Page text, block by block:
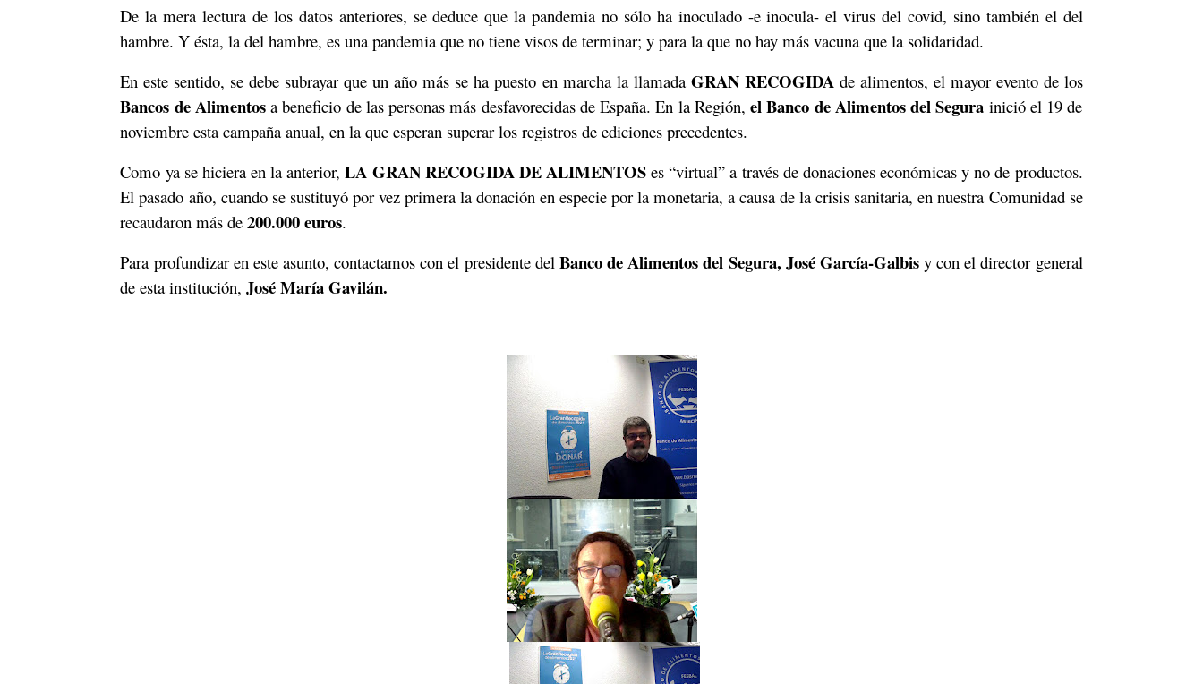
De la mera lectura de los datos anteriores, se deduce que la pandemia no sólo ha inoculado -e inocula- el virus del covid, sino también el del
hambre. Y ésta, la del hambre, es una pandemia que no tiene visos de terminar; y para la que no hay más vacuna que la solidaridad.
En este sentido, se debe subrayar que un año más se ha puesto en marcha la llamada GRAN RECOGIDAde alimentos, el mayor evento de los
Bancos de Alimentosa beneficio de las personas más desfavorecidas de España. En la Región,el Banco de Alimentos del Segura inició el 19 de
noviembre esta campaña anual, en la que esperan superar los registros de ediciones precedentes.
Como ya se hiciera en la anterior,LA GRAN RECOGIDA DE ALIMENTOSes “virtual” a través de donaciones económicas y no de productos.
El pasado año, cuando se sustituyó por vez primera la donación en especie por la monetaria, a causa de la crisis sanitaria, en nuestra Comunidad se
recaudaron más de200.000 euros.
Para profundizar en este asunto, contactamos con el presidente del Banco de Alimentos del Segura, José García-Galbisy con el director general
de esta institución,José María Gavilán.